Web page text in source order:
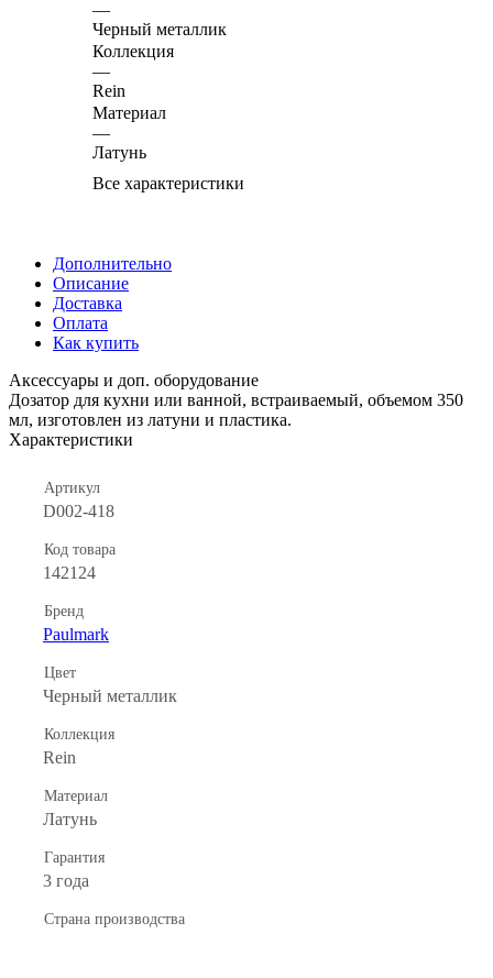
—
Черный металлик
Коллекция
—
Rein
Материал
—
Латунь
Все характеристики
Дополнительно
Описание
Доставка
Оплата
Как купить
Аксессуары и доп. оборудование
Дозатор для кухни или ванной, встраиваемый, объемом 350
мл, изготовлен из латуни и пластика.
Характеристики
Артикул
D002-418
Код товара
142124
Бренд
Paulmark
Цвет
Черный металлик
Коллекция
Rein
Материал
Латунь
Гарантия
3 года
Страна производства